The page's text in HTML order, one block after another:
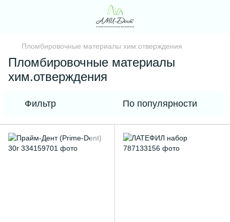
Пломбировочные материалы хим.отверждения
Пломбировочные материалы
хим.отверждения
Фильтр По популярности